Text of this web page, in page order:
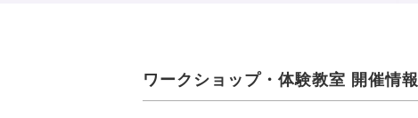
ワークショップ・体験教室 開催情報